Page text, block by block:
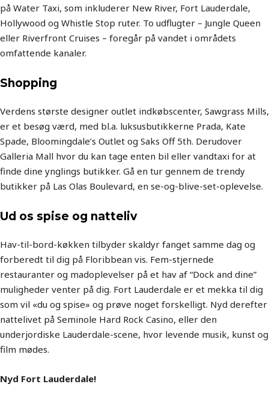
på Water Taxi, som inkluderer New River, Fort Lauderdale,
Hollywood og Whistle Stop ruter. To udflugter – Jungle Queen
eller Riverfront Cruises – foregår på vandet i områdets
omfattende kanaler.
Shopping
Verdens største designer outlet indkøbscenter, Sawgrass Mills,
er et besøg værd, med bl.a. luksusbutikkerne Prada, Kate
Spade, Bloomingdale’s Outlet og Saks Off 5th. Derudover
Galleria Mall hvor du kan tage enten bil eller vandtaxi for at
finde dine ynglings butikker. Gå en tur gennem de trendy
butikker på Las Olas Boulevard, en se-og-blive-set-oplevelse.
Ud os spise og natteliv
Hav-til-bord-køkken tilbyder skaldyr fanget samme dag og
forberedt til dig på Floribbean vis. Fem-stjernede
restauranter og madoplevelser på et hav af “Dock and dine”
muligheder venter på dig. Fort Lauderdale er et mekka til dig
som vil «du og spise» og prøve noget forskelligt. Nyd derefter
nattelivet på Seminole Hard Rock Casino, eller den
underjordiske Lauderdale-scene, hvor levende musik, kunst og
film mødes.
Nyd Fort Lauderdale!